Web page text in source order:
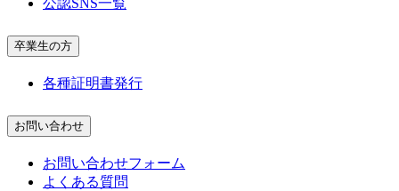
公認SNS一覧
卒業生の方
各種証明書発行
お問い合わせ
お問い合わせフォーム
よくある質問